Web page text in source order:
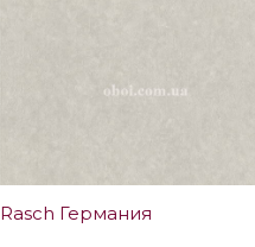
Rasch Германия